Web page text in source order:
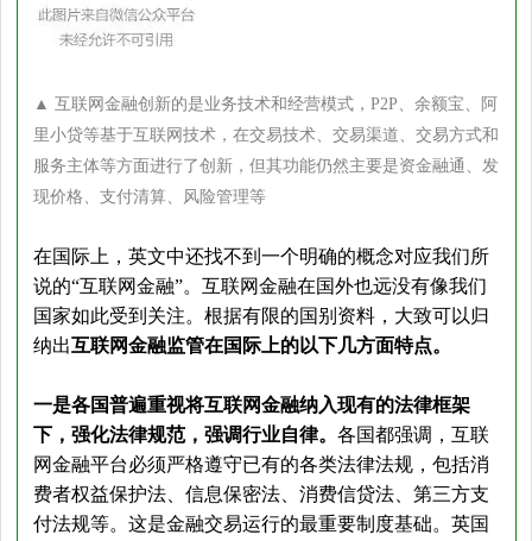
▲ 互联网金融创新的是业务技术和经营模式，P2P、余额宝、阿
里小贷等基于互联网技术，在交易技术、交易渠道、交易方式和
服务主体等方面进行了创新，但其功能仍然主要是资金融通、发
现价格、支付清算、风险管理等
在国际上，英文中还找不到一个明确的概念对应我们所
说的“互联网金融”。互联网金融在国外也远没有像我们
国家如此受到关注。根据有限的国别资料，大致可以归
纳出互联网金融监管在国际上的以下几方面特点。
一是各国普遍重视将互联网金融纳入现有的法律框架
下，强化法律规范，强调行业自律。 各国都强调，互联
网金融平台必须严格遵守已有的各类法律法规，包括消
费者权益保护法、信息保密法、消费信贷法、第三方支
付法规等。这是金融交易运行的最重要制度基础。英国